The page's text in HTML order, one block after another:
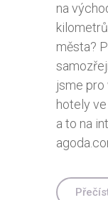
na
města?
jsme
hotely
a to na